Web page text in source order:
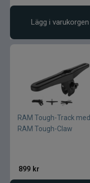
Lägg i varukorgen
RAM Tough-Track med
RAM Tough-Claw
899 kr